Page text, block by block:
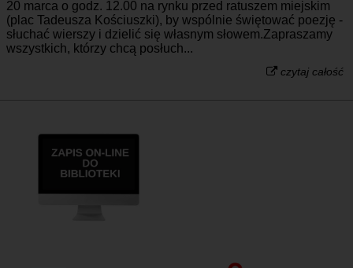
20 marca o godz. 12.00 na rynku przed ratuszem miejskim
(plac Tadeusza Kościuszki), by wspólnie świętować poezję -
słuchać wierszy i dzielić się własnym słowem.Zapraszamy
wszystkich, którzy chcą posłuch...
czytaj całość